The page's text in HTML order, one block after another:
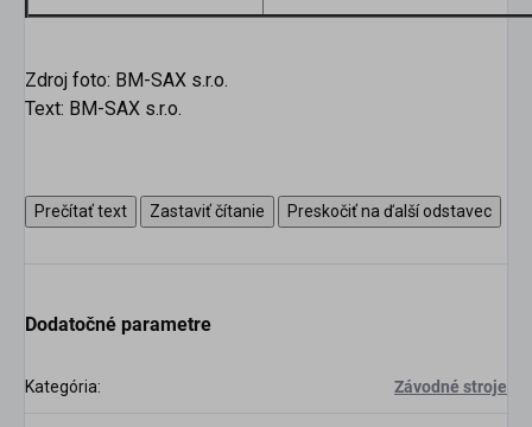
Zdroj foto: BM-SAX s.r.o.
Text: BM-SAX s.r.o.
Prečítať text Zastaviť čítanie Preskočiť na ďalší odstavec
Dodatočné parametre
Kategória: Závodné stroje